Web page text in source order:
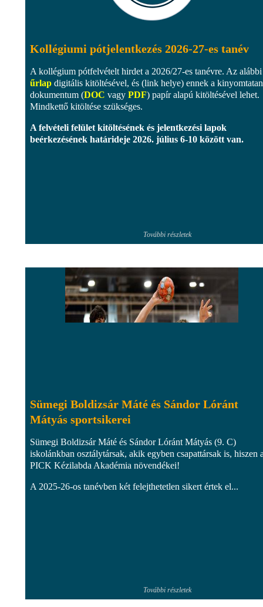
Kollégiumi pótjelentkezés 2026-27-es tanév
A kollégium pótfelvételt hirdet a 2026/27-es tanévre. Az alábbi
űrlap digitális kitöltésével, és (link helye) ennek a
dokumentum (DOC vagy PDF) papír alapú kitöltésével lehet.
Mindkettő kitöltése szükséges.
A felvételi felület kitöltésének és jelentkezési lapok
beérkezésének határideje 2026. július 6-10 között van.
További részletek
Sümegi Boldizsár Máté és Sándor Lóránt
Mátyás sportsikerei
Sümegi Boldizsár Máté és Sándor Lóránt Mátyás (9. C)
iskolánkban osztálytársak, akik egyben csapattársak is, hiszen
PICK Kézilabda Akadémia növendékei!
A 2025-26-os tanévben két felejthetetlen sikert értek el...
További részletek